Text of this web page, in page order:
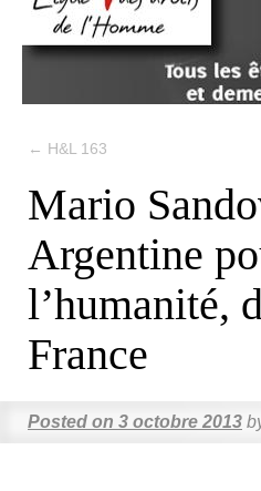
← H&L 163
Mario
Argentine
l’humanité,
France
Posted on 3 octobre 2013